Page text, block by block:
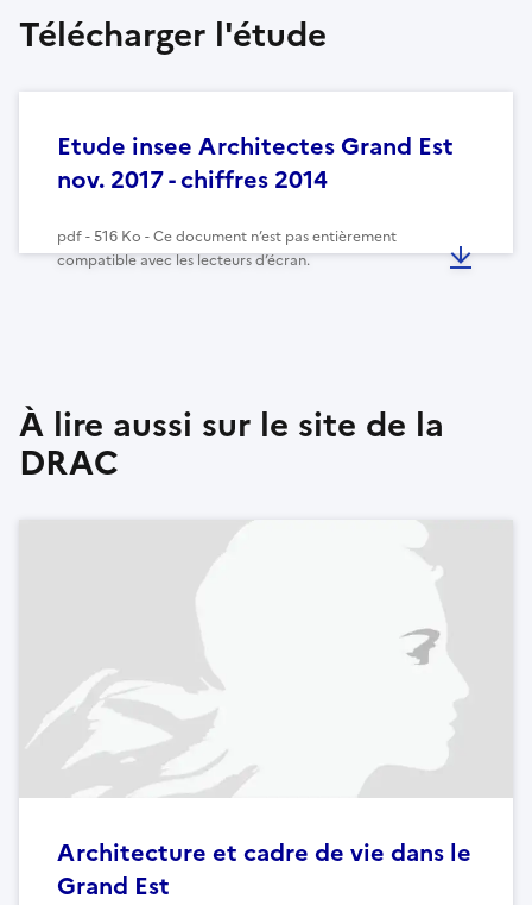
Télécharger l'étude
Etude insee Architectes Grand Est
nov. 2017 - chiffres 2014
pdf - 516 Ko - Ce document n’est pas entièrement
compatible avec les lecteurs d’écran.
À lire aussi sur le site de la
DRAC
Architecture et cadre de vie dans le
Grand Est